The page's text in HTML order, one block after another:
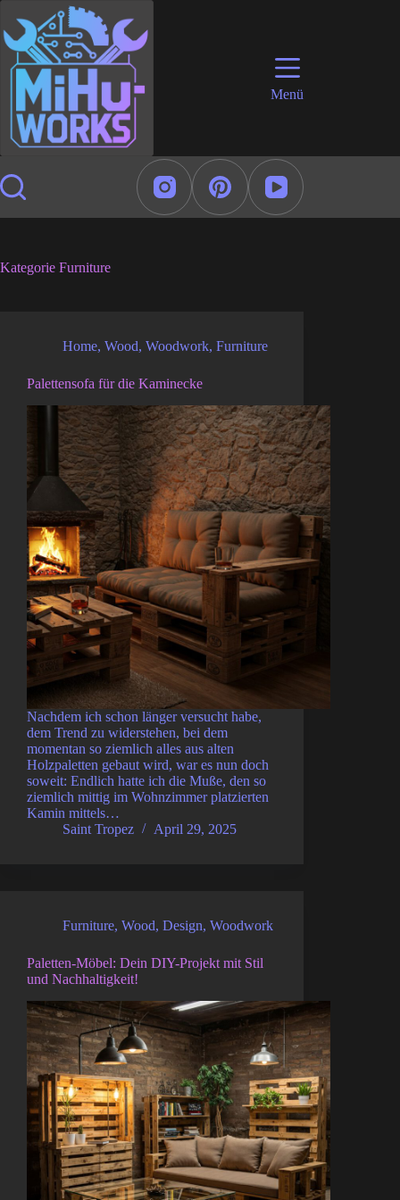
Inhalt
springen
Menü
Kategorie Furniture
Home, Wood, Woodwork, Furniture
Palettensofa für die Kaminecke
Nachdem ich schon länger versucht habe,
dem Trend zu widerstehen, bei dem
momentan so ziemlich alles aus alten
Holzpaletten gebaut wird, war es nun doch
soweit: Endlich hatte ich die Muße, den so
ziemlich mittig im Wohnzimmer platzierten
Kamin mittels…
Saint Tropez
April 29, 2025
Furniture, Wood, Design, Woodwork
Paletten-Möbel: Dein DIY-Projekt mit Stil
und Nachhaltigkeit!